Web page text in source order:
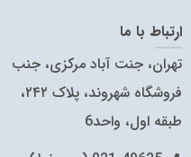
ارتباط با ما
تهران، جنت آباد مرکزی، جنب
فروشگاه شهروند، پلاک ۲۴۲،
طبقه اول، واحد6